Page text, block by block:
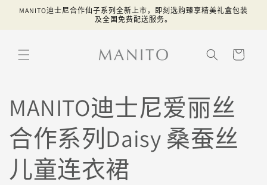
跳到内
MANITO迪士尼合作仙子系列全新上市，即刻选购臻享精美礼盒包装
及全国免费配送服务。
物
MANITO迪士尼爱丽丝
合作系列Daisy 桑蚕丝
儿童连衣裙